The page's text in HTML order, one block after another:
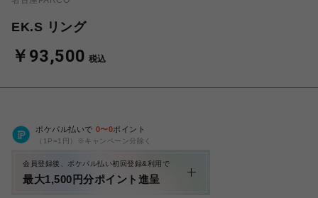
EK.S リング
￥93,500 税込
ポケパル払いで 0〜0ポイント
（1P=1円）※キャンペーン分除く
会員登録後、ポケパル払い初回登録&利用で
最大1,500円分ポイント進呈